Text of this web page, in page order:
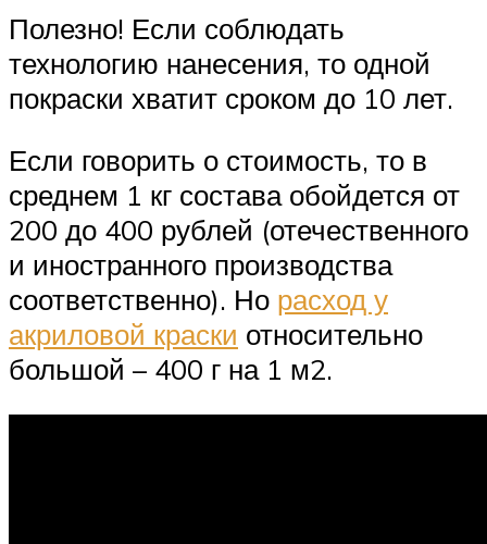
Полезно! Если соблюдать
технологию нанесения, то одной
покраски хватит сроком до 10 лет.
Если говорить о стоимость, то в
среднем 1 кг состава обойдется от
200 до 400 рублей (отечественного
и иностранного производства
соответственно). Но расход у
акриловой краски относительно
большой – 400 г на 1 м2.